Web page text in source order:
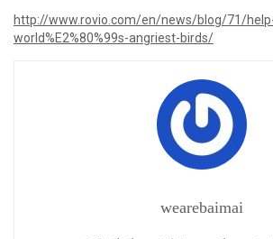
http://www.rovio.com/en/news/blog/71/
world%E2%80%99s-angriest-birds/
wearebaimai